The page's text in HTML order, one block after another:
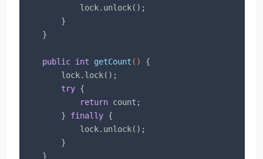
            lock.unlock();
        }
    }
public int getCount ()
{
        lock.lock();
try {
return count;
        }
finally {
            lock.unlock();
        }
    }